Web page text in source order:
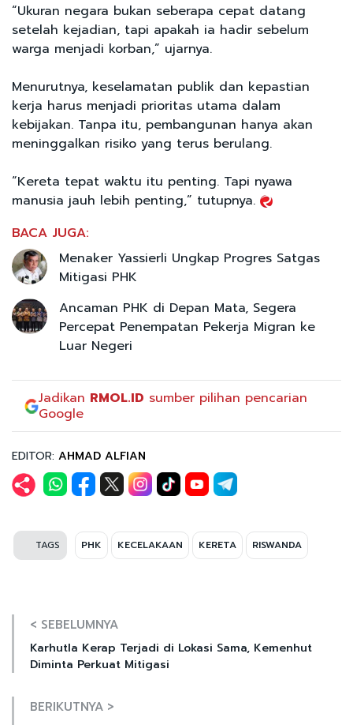
“Ukuran negara bukan seberapa cepat datang
setelah kejadian, tapi apakah ia hadir sebelum
warga menjadi korban,” ujarnya.
Menurutnya, keselamatan publik dan kepastian
kerja harus menjadi prioritas utama dalam
kebijakan. Tanpa itu, pembangunan hanya akan
meninggalkan risiko yang terus berulang.
“Kereta tepat waktu itu penting. Tapi nyawa
manusia jauh lebih penting,” tutupnya.
BACA JUGA:
Menaker Yassierli Ungkap Progres Satgas
Mitigasi PHK
Ancaman PHK di Depan Mata, Segera
Percepat Penempatan Pekerja Migran ke
Luar Negeri
Jadikan RMOL.ID sumber pilihan pencarian
Google
EDITOR: AHMAD ALFIAN
TAGS PHK KECELAKAAN KERETA RISWANDA
< SEBELUMNYA
Karhutla Kerap Terjadi di Lokasi Sama, Kemenhut
Diminta Perkuat Mitigasi
BERIKUTNYA >